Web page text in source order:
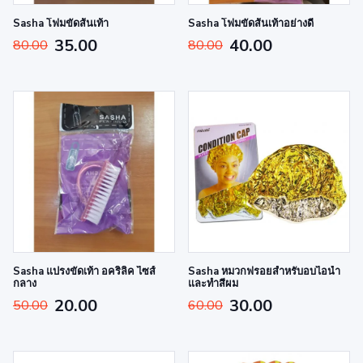
Sasha โฟมขัดส้นเท้า
80.00 35.00
Sasha โฟมขัดส้นเท้าอย่างดี
80.00 40.00
Sasha แปรงขัดเท้า อคริลิค ไซส์
กลาง
50.00 20.00
Sasha หมวกฟรอยสำหรับอบไอน้ำ
และทำสีผม
60.00 30.00